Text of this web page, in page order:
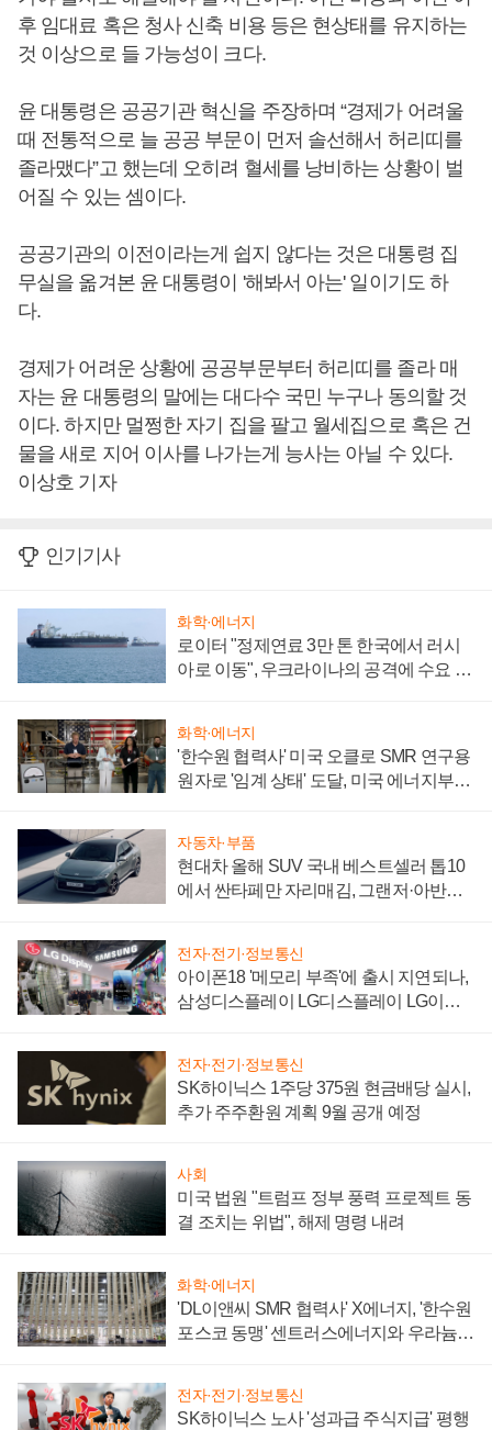
후 임대료 혹은 청사 신축 비용 등은 현상태를 유지하는
것 이상으로 들 가능성이 크다.
윤 대통령은 공공기관 혁신을 주장하며 “경제가 어려울
때 전통적으로 늘 공공 부문이 먼저 솔선해서 허리띠를
졸라맸다”고 했는데 오히려 혈세를 낭비하는 상황이 벌
어질 수 있는 셈이다.
공공기관의 이전이라는게 쉽지 않다는 것은 대통령 집
무실을 옮겨본 윤 대통령이 '해봐서 아는' 일이기도 하
다.
경제가 어려운 상황에 공공부문부터 허리띠를 졸라 매
자는 윤 대통령의 말에는 대다수 국민 누구나 동의할 것
이다. 하지만 멀쩡한 자기 집을 팔고 월세집으로 혹은 건
물을 새로 지어 이사를 나가는게 능사는 아닐 수 있다.
이상호 기자
인기기사
화학·에너지
로이터 "정제연료 3만 톤 한국에서 러시
아로 이동", 우크라이나의 공격에 수요 늘
화학·에너지
'한수원 협력사' 미국 오클로 SMR 연구용
원자로 '임계 상태' 도달, 미국 에너지부
자동차·부품
현대차 올해 SUV 국내 베스트셀러 톱10
에서 싼타페만 자리매김, 그랜저·아반떼
전자·전기·정보통신
아이폰18 '메모리 부족'에 출시 지연되나,
삼성디스플레이 LG디스플레이 LG이노
전자·전기·정보통신
SK하이닉스 1주당 375원 현금배당 실시,
추가 주주환원 계획 9월 공개 예정
사회
미국 법원 "트럼프 정부 풍력 프로젝트 동
결 조치는 위법", 해제 명령 내려
화학·에너지
'DL이앤씨 SMR 협력사' X에너지, '한수원
포스코 동맹' 센트러스에너지와 우라늄
전자·전기·정보통신
SK하이닉스 노사 '성과급 주식지급' 평행